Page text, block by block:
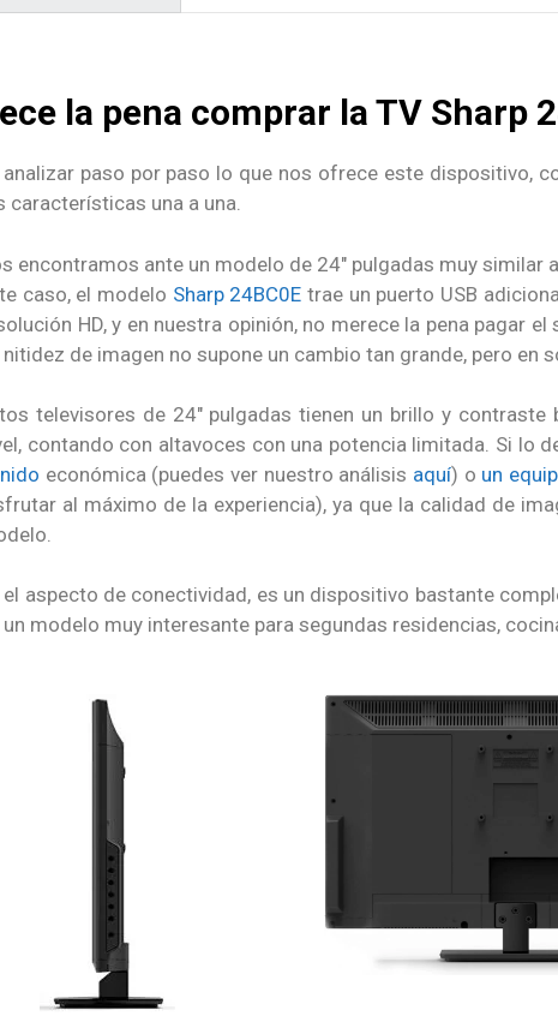
la pena comprar la TV Sharp
paso por paso lo que nos ofrece este dispositivo,
características una a una.
encontramos ante un modelo de 24″ pulgadas muy similar
caso, el modelo Sharp 24BC0E trae un puerto USB
HD, y en nuestra opinión, no merece la pena pagar
nitidez de imagen no supone un cambio tan grande, pero en
televisores de 24″ pulgadas tienen un brillo y
contando con altavoces con una potencia limitada. Si lo
económica (puedes ver nuestro análisis aquí) o un
al máximo de la experiencia), ya que la calidad de
el aspecto de conectividad, es un dispositivo bastante
un modelo muy interesante para segundas residencias,